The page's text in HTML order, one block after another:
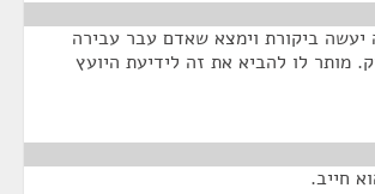
יעשה ביקורת וימצא שאדם עבר עבירה
מותר לו להביא את זה לידיעת היועץ
חייב.